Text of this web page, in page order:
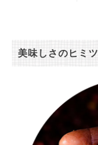
美味しさのヒミツ